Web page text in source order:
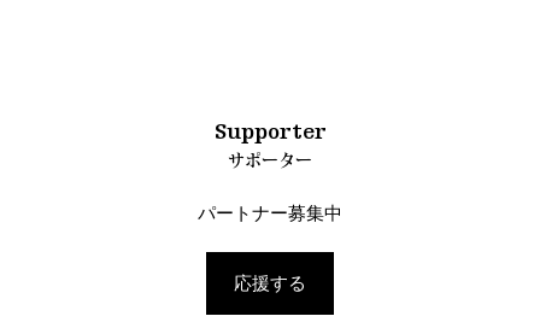
Supporter
サポーター
パートナー募集中
応援する